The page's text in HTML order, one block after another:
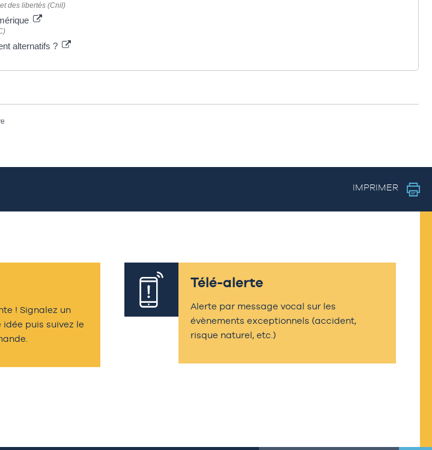
des libertés (Cnil)
alternatifs ?
IMPRIMER
! Signalez un
puis suivez le
Télé-alerte
Alerte par message vocal sur les
évènements exceptionnels (accident,
risque naturel, etc.)